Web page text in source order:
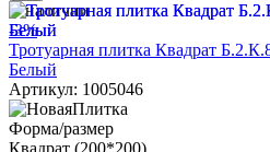
В наличии
-3%
Тротуарная плитка Квадрат
Белый
Артикул: 1005046
Форма/размер
Квадрат (200*200)